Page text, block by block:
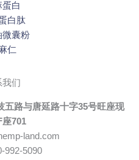
蛋白
白肽
微囊粉
仁
我们
五路与唐延路十字35号旺座现
座701
land.com
992-5090